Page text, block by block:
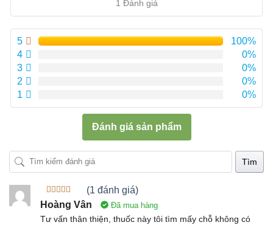
hạng 5.00
sao
1 Đánh giá
5
100%
4
0%
3
0%
2
0%
1
0%
Đánh giá sản phẩm
Tìm
Được xếp
hạng55
sao
(1 đánh giá)
Hoàng Vân
Đã mua hàng
Tư vấn thân thiện, thuốc này tôi tìm mấy chỗ không có